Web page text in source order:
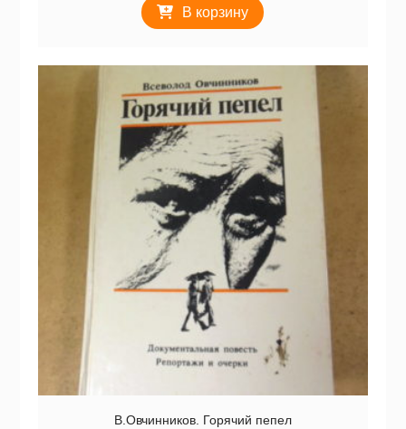
В корзину
В.Овчинников. Горячий пепел